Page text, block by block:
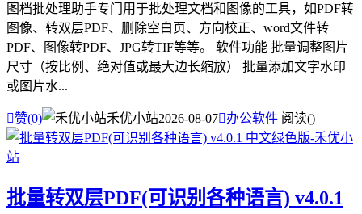
图档批处理助手专门用于批处理文档和图像的工具，如PDF转
图像、转双层PDF、删除空白页、方向校正、word文件转
PDF、图像转PDF、JPG转TIF等等。 软件功能 批量调整图片
尺寸（按比例、绝对值或最大边长缩放） 批量添加文字水印
或图片水...
赞(0) 禾优小站2026-08-07办公软件 阅读()
批量转双层PDF(可识别各种语言) v4.0.1